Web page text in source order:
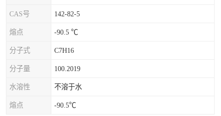
CAS号 142-82-5
熔点 -90.5 ℃
分子式 C7H16
分子量 100.2019
水溶性 不溶于水
熔点 -90.5℃